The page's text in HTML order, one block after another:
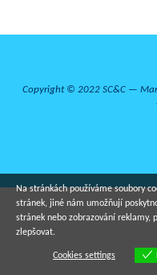
Copyright © 2022 SC&C —
Na stránkách používáme soubory
stránek, jiné nám umožňují
stránek nebo zobrazování reklamy,
zlepšovat.
Cookies settings